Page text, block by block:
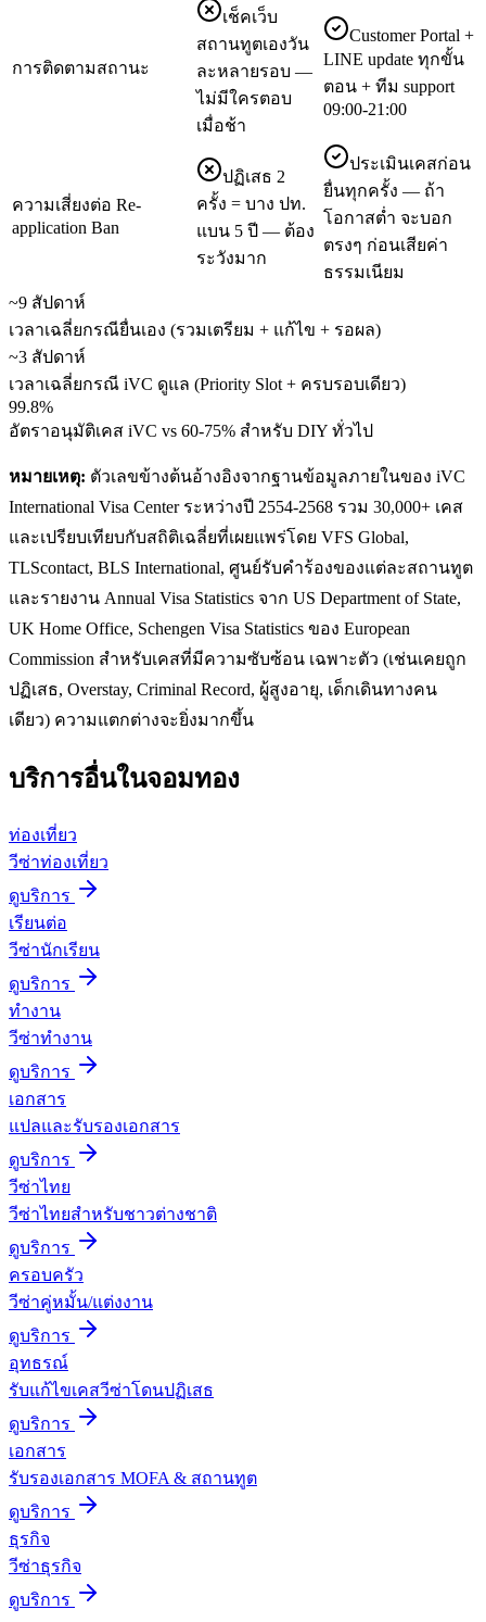
การติดตามสถานะ
เช็คเว็บ
สถานทูตเองวัน
ละหลายรอบ —
ไม่มีใครตอบ
เมื่อช้า
Customer Portal +
LINE update ทุกขั้น
ตอน + ทีม support
09:00-21:00
ความเสี่ยงต่อ Re-
application Ban
ปฏิเสธ 2
ครั้ง = บาง ปท.
แบน 5 ปี — ต้อง
ระวังมาก
ประเมินเคสก่อน
ยื่นทุกครั้ง — ถ้า
โอกาสต่ำ จะบอก
ตรงๆ ก่อนเสียค่า
ธรรมเนียม
~9 สัปดาห์
เวลาเฉลี่ยกรณียื่นเอง (รวมเตรียม + แก้ไข + รอผล)
~3 สัปดาห์
เวลาเฉลี่ยกรณี iVC ดูแล (Priority Slot + ครบรอบเดียว)
99.8%
อัตราอนุมัติเคส iVC vs 60-75% สำหรับ DIY ทั่วไป
หมายเหตุ: ตัวเลขข้างต้นอ้างอิงจากฐานข้อมูลภายในของ iVC
International Visa Center ระหว่างปี 2554-2568 รวม 30,000+ เคส
และเปรียบเทียบกับสถิติเฉลี่ยที่เผยแพร่โดย VFS Global,
TLScontact, BLS International, ศูนย์รับคำร้องของแต่ละสถานทูต
และรายงาน Annual Visa Statistics จาก US Department of State,
UK Home Office, Schengen Visa Statistics ของ European
Commission สำหรับเคสที่มีความซับซ้อน เฉพาะตัว (เช่นเคยถูก
ปฏิเสธ, Overstay, Criminal Record, ผู้สูงอายุ, เด็กเดินทางคน
เดียว) ความแตกต่างจะยิ่งมากขึ้น
บริการอื่นในจอมทอง
ท่องเที่ยว
วีซ่าท่องเที่ยว
ดูบริการ
เรียนต่อ
วีซ่านักเรียน
ดูบริการ
ทำงาน
วีซ่าทำงาน
ดูบริการ
เอกสาร
แปลและรับรองเอกสาร
ดูบริการ
วีซ่าไทย
วีซ่าไทยสำหรับชาวต่างชาติ
ดูบริการ
ครอบครัว
วีซ่าคู่หมั้น/แต่งงาน
ดูบริการ
อุทธรณ์
รับแก้ไขเคสวีซ่าโดนปฏิเสธ
ดูบริการ
เอกสาร
รับรองเอกสาร MOFA & สถานทูต
ดูบริการ
ธุรกิจ
วีซ่าธุรกิจ
ดูบริการ